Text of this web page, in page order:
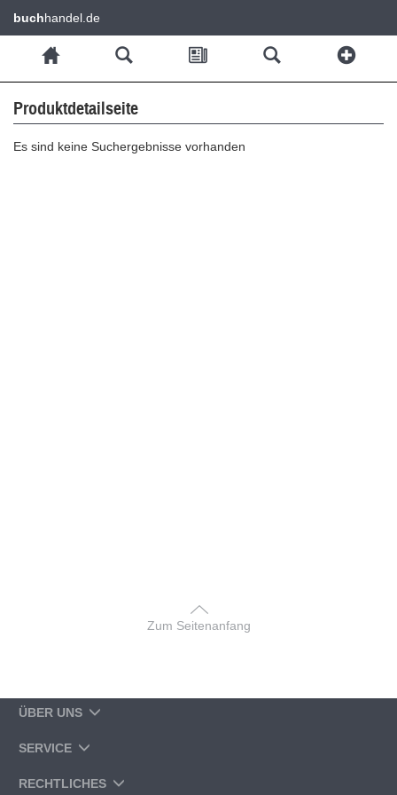
buchhandel.de
Produktdetailseite
Es sind keine Suchergebnisse vorhanden
Zum Seitenanfang
ÜBER UNS
SERVICE
RECHTLICHES